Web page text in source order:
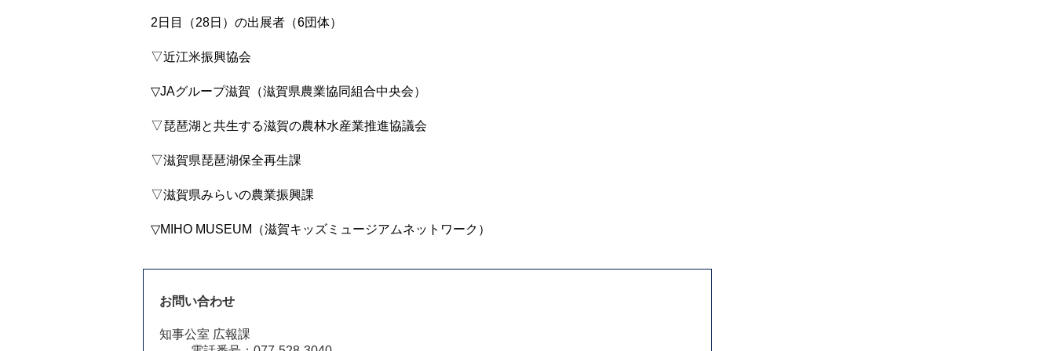
2日目（28日）の出展者（6団体）
▽近江米振興協会
▽JAグループ滋賀（滋賀県農業協同組合中央会）
▽琵琶湖と共生する滋賀の農林水産業推進協議会
▽滋賀県琵琶湖保全再生課
▽滋賀県みらいの農業振興課
▽MIHO MUSEUM（滋賀キッズミュージアムネットワーク）
お問い合わせ
知事公室 広報課